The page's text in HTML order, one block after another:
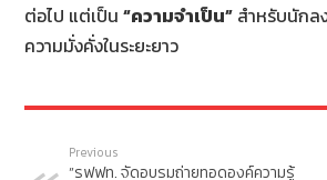
ต่อไป แต่เป็น“ความจำเป็น” สำหรับนักล
ความมั่งคั่งในระยะยาว
Previous
”รฟฟท. จัดอบรมถ่ายทอดองค์ความรู้